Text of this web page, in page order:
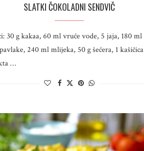
SLATKI ČOKOLADNI SENDVIČ
30 g kakaa, 60 ml vruće vode, 5 jaja, 180 ml
240 ml mlijeka, 50 g šećera, 1 kašičica
…